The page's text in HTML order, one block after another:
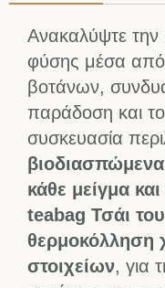
Ανακαλύψτε την
φύσης μέσα από
βοτάνων,
παράδοση και
συσκευασία
κάθε μείγμα
teabag Τσάι
θερμοκόλληση
στοιχείων, για